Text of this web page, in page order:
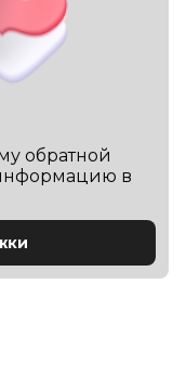
обратной
в